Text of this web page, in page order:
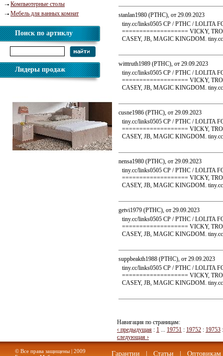
Компьютерные столы
Мебель для ванных комнат
Поиск по артиклу
Лидеры продаж
stanlan1980 (PTHC), от 29.09.2023
tiny.cc/links0505 CP / PTHC / LOLITA
=================== VICKY,
CASEY, JB, MAGIC KINGDOM.
witttruth1989 (PTHC), от 29.09.2023
tiny.cc/links0505 CP / PTHC / LOLITA
=================== VICKY,
CASEY, JB, MAGIC KINGDOM.
cusne1986 (PTHC), от 29.09.2023
tiny.cc/links0505 CP / PTHC / LOLITA
=================== VICKY,
CASEY, JB, MAGIC KINGDOM.
nensa1980 (PTHC), от 29.09.2023
tiny.cc/links0505 CP / PTHC / LOLITA
=================== VICKY,
CASEY, JB, MAGIC KINGDOM.
getvi1979 (PTHC), от 29.09.2023
tiny.cc/links0505 CP / PTHC / LOLITA
=================== VICKY,
CASEY, JB, MAGIC KINGDOM.
suppbeakth1988 (PTHC), от 29.09.2023
tiny.cc/links0505 CP / PTHC / LOLITA
=================== VICKY,
CASEY, JB, MAGIC KINGDOM.
Навигация по страницам:
‹ предыдущая : 1 ... 19751 : 19752 : 19753
следующая ›
© Все права защищены | 2009
Гарантии Статьи Оптовикам